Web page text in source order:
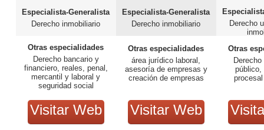
Especialista-Generalista
Derecho inmobiliario
Otras especialidades
Derecho bancario y
financiero, reales, penal,
mercantil y laboral y
seguridad social
Visitar Web
Especialista-Generalista
Derecho inmobiliario
Otras especialidades
área jurídico laboral,
asesoría de empresas y
creación de empresas
Visitar Web
Derecho
Otras
público,